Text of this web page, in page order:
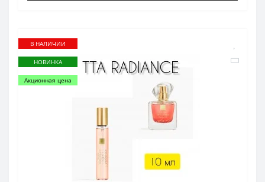
В НАЛИЧИИ
НОВИНКА
Акционная цена